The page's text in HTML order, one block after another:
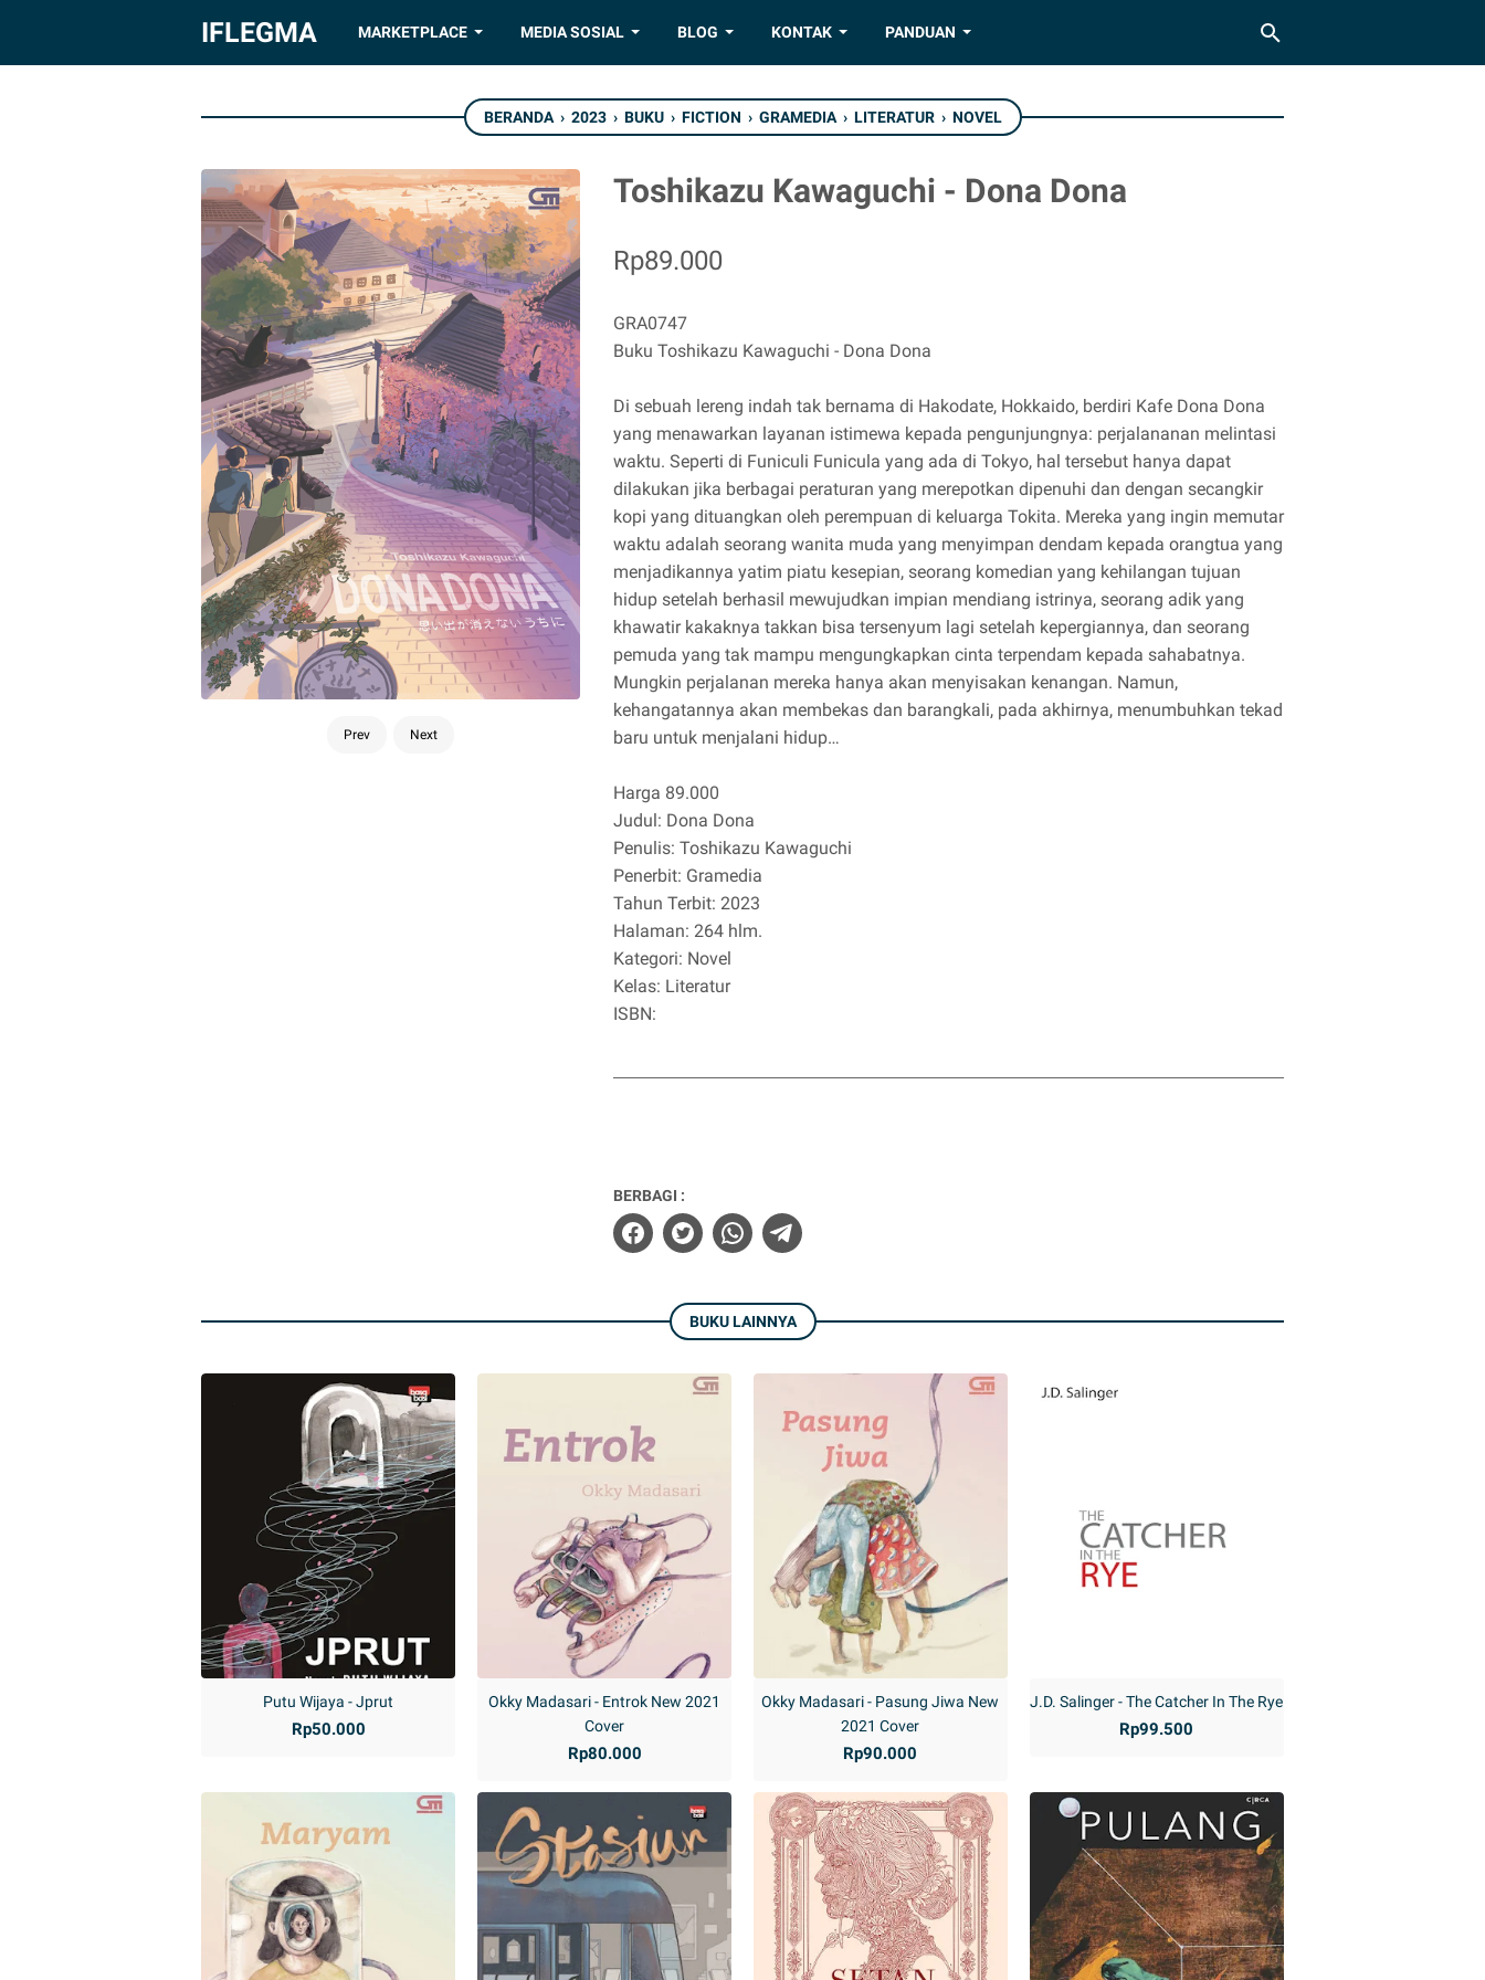
IFLEGMA MARKETPLACE MEDIA SOSIAL BLOG KONTAK PANDUAN
BERANDA › 2023 › BUKU › FICTION › GRAMEDIA › LITERATUR › NOVEL
Toshikazu Kawaguchi - Dona Dona
Prev Next
Rp89.000
GRA0747
Buku Toshikazu Kawaguchi - Dona Dona
Di sebuah lereng indah tak bernama di Hakodate, Hokkaido, berdiri Kafe Dona Dona
yang menawarkan layanan istimewa kepada pengunjungnya: perjalananan melintasi
waktu. Seperti di Funiculi Funicula yang ada di Tokyo, hal tersebut hanya dapat
dilakukan jika berbagai peraturan yang merepotkan dipenuhi dan dengan secangkir
kopi yang dituangkan oleh perempuan di keluarga Tokita. Mereka yang ingin memutar
waktu adalah seorang wanita muda yang menyimpan dendam kepada orangtua yang
menjadikannya yatim piatu kesepian, seorang komedian yang kehilangan tujuan
hidup setelah berhasil mewujudkan impian mendiang istrinya, seorang adik yang
khawatir kakaknya takkan bisa tersenyum lagi setelah kepergiannya, dan seorang
pemuda yang tak mampu mengungkapkan cinta terpendam kepada sahabatnya.
Mungkin perjalanan mereka hanya akan menyisakan kenangan. Namun,
kehangatannya akan membekas dan barangkali, pada akhirnya, menumbuhkan tekad
baru untuk menjalani hidup…
Harga 89.000
Judul: Dona Dona
Penulis: Toshikazu Kawaguchi
Penerbit: Gramedia
Tahun Terbit: 2023
Halaman: 264 hlm.
Kategori: Novel
Kelas: Literatur
ISBN:
BERBAGI :
BUKU LAINNYA
Putu Wijaya - Jprut
Rp50.000
Okky Madasari - Entrok New 2021
Cover
Rp80.000
Okky Madasari - Pasung Jiwa New
2021 Cover
Rp90.000
J.D. Salinger - The Catcher In The Rye
Rp99.500